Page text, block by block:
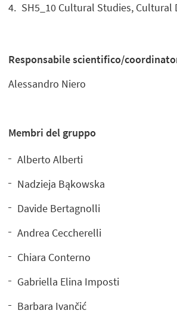
SH5_10 Cultural Studies, Cultural
Responsabile scientifico/
Alessandro Niero
Membri del gruppo
Alberto Alberti
Nadzieja Bąkowska
Davide Bertagnolli
Andrea Ceccherelli
Chiara Conterno
Gabriella Elina Imposti
Barbara Ivančić